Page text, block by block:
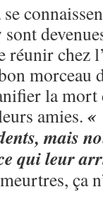
réunir chez
morceau
la
amies. «
mais
qui leur
ça